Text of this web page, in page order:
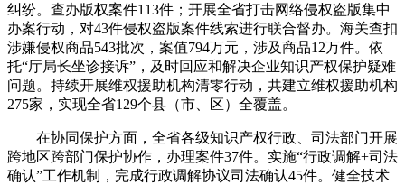
纠纷。查办版权案件113件；开展全省打击网络侵权盗版集中
办案行动，对43件侵权盗版案件线索进行联合督办。海关查扣
涉嫌侵权商品543批次，案值794万元，涉及商品12万件。依
托“厅局长坐诊接诉”，及时回应和解决企业知识产权保护疑难
问题。持续开展维权援助机构清零行动，共建立维权援助机构
275家，实现全省129个县（市、区）全覆盖。
在协同保护方面，全省各级知识产权行政、司法部门开展
跨地区跨部门保护协作，办理案件37件。实施“行政调解+司法
确认”工作机制，完成行政调解协议司法确认45件。健全技术